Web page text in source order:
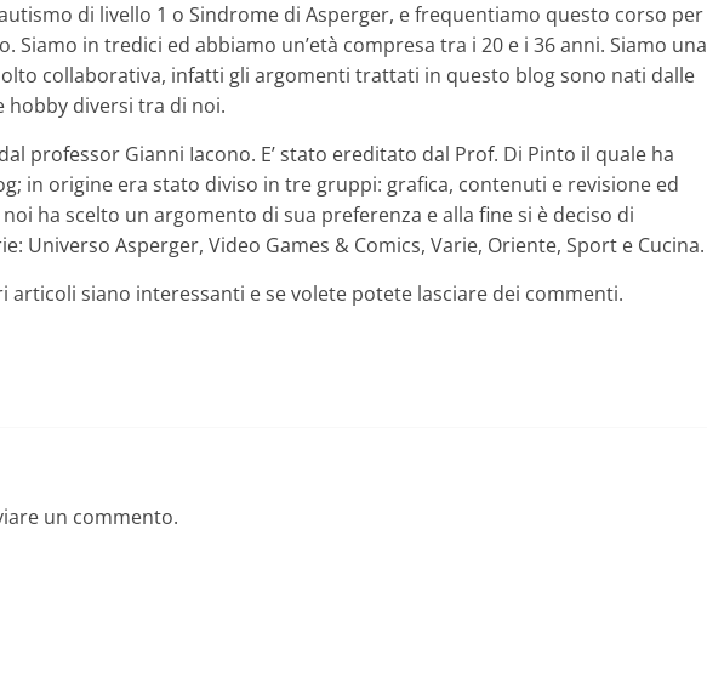
di livello 1 o Sindrome di Asperger, e frequentiamo questo corso per
Siamo in tredici ed abbiamo un’età compresa tra i 20 e i 36 anni. Siamo una
collaborativa, infatti gli argomenti trattati in questo blog sono nati dalle
hobby diversi tra di noi.
professor Gianni Iacono. E’ stato ereditato dal Prof. Di Pinto il quale ha
in origine era stato diviso in tre gruppi: grafica, contenuti e revisione ed
ha scelto un argomento di sua preferenza e alla fine si è deciso di
Universo Asperger, Video Games & Comics, Varie, Oriente, Sport e Cucina.
articoli siano interessanti e se volete potete lasciare dei commenti.
un commento.